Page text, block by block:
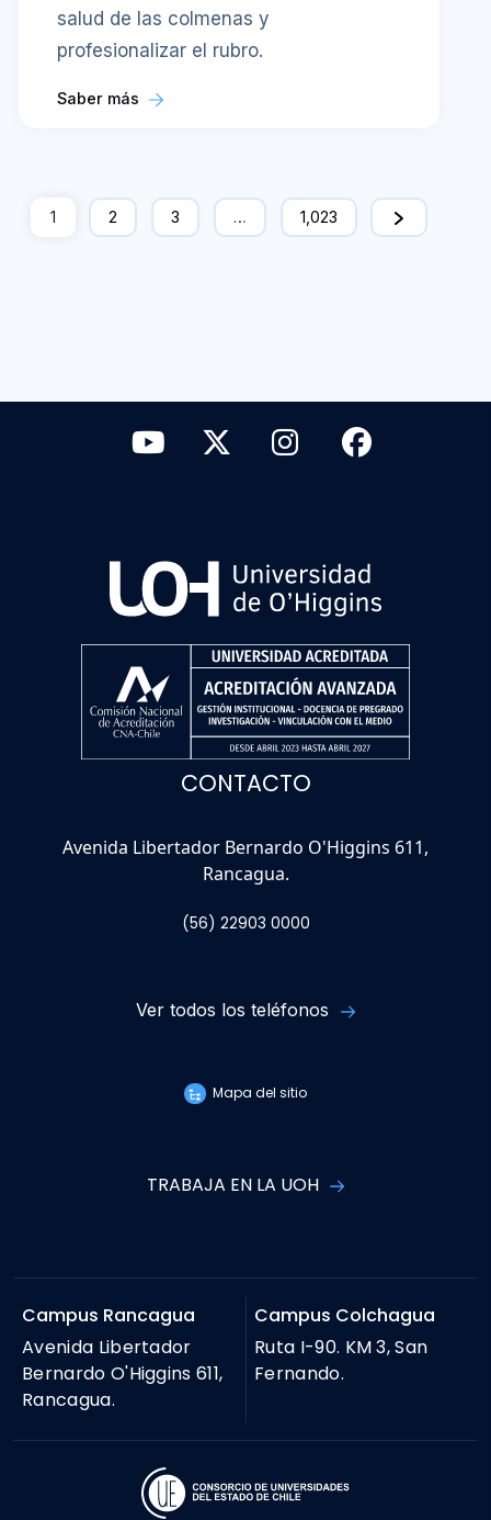
salud de las colmenas y
profesionalizar el rubro.
Saber más
1 2 3 … 1,023
CONTACTO
Avenida Libertador Bernardo O'Higgins 611,
Rancagua.
(56) 22903 0000
Ver todos los teléfonos
Mapa del sitio
TRABAJA EN LA UOH
Campus Rancagua
Avenida Libertador
Bernardo O'Higgins 611,
Rancagua.
Campus Colchagua
Ruta I-90. KM 3, San
Fernando.